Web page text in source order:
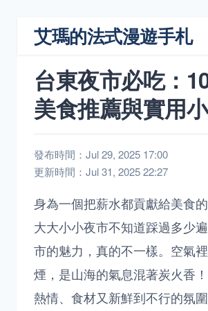
艾瑪的法式漫遊手札
台東夜市必吃：
美食推薦與實用
發布時間：Jul 29, 2025 17:00
更新時間：Jul 31, 2025 22:27
身為一個把薪水都貢獻給美食
大大小小夜市不知道踩過多少
市的魅力，真的不一樣。空氣
煙，是山海的氣息混著炭火香！
熱情、食材又新鮮到不行的氛